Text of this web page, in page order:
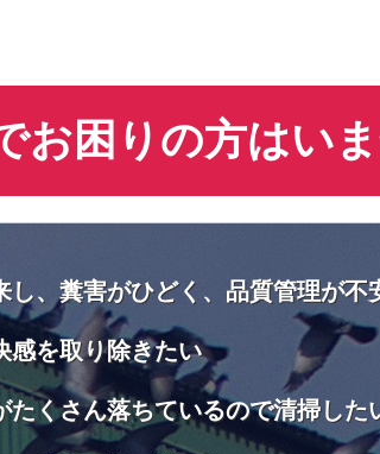
お困りの方はい
、糞害がひどく、品質管理が不
感を取り除きたい
くさん落ちているので清掃した